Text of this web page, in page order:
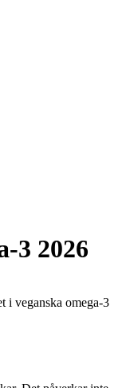
3 2026
i veganska omega-3